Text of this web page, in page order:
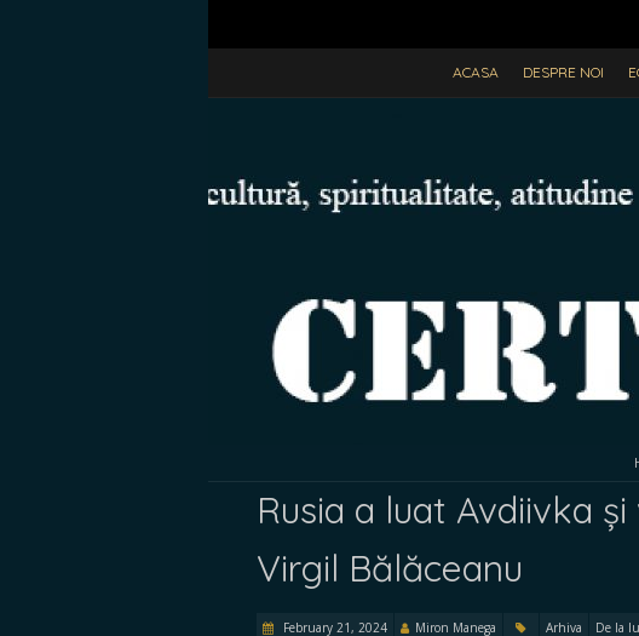
ACASA DESPRE NOI
Rusia a luat Avdiivka
Virgil Bălăceanu
February 21, 2024 Miron Manega Arhiva De la